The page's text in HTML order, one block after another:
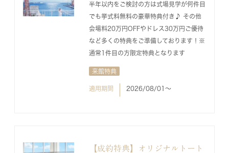
半年以内をご検討の方は式場見学が何件目
でも挙式料無料の豪華特典付き♪ その他
会場料20万円OFFやドレス30万円ご優待
など多くの特典をご準備しております！※
通常1件目の方限定特典となります
来館特典
適用期間 2026/08/01〜
【成約特典】オリジナルトート